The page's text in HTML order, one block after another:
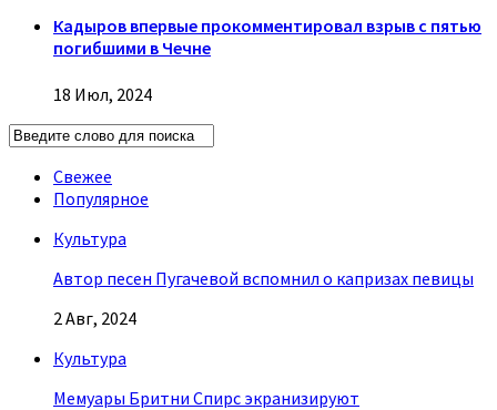
Кадыров впервые прокомментировал взрыв с пятью
погибшими в Чечне
18 Июл, 2024
Свежее
Популярное
Культура
Автор песен Пугачевой вспомнил о капризах певицы
2 Авг, 2024
Культура
Мемуары Бритни Спирс экранизируют